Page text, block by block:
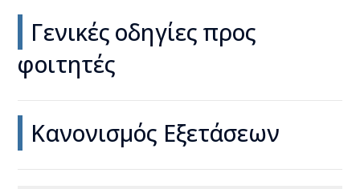
Γενικές οδηγίες προς
φοιτητές
Κανονισμός Εξετάσεων